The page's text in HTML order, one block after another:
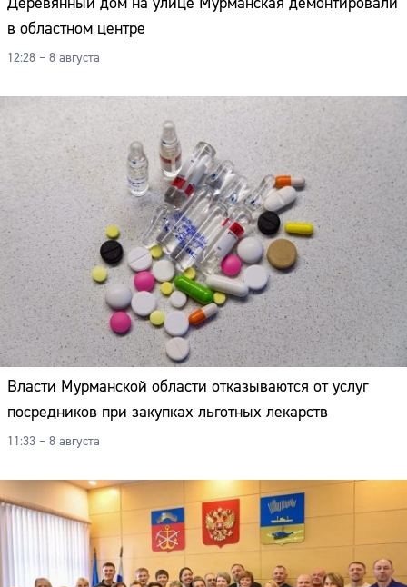
в областном центре
12:28 – 8 августа
Власти Мурманской области отказываются от услуг
посредников при закупках льготных лекарств
11:33 – 8 августа
Адрес: